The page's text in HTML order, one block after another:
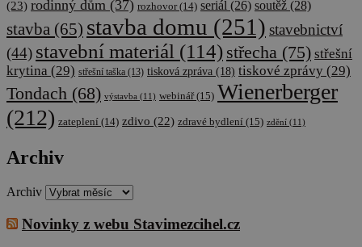
(23) rodinný dům (37) rozhovor(14) seriál (26) soutěž (28)
stavba (65) stavba domu (251) stavebnictví
(44) stavební materiál (114) střecha (75) střešní
krytina (29) střešní taška (13) tisková zpráva (18) tiskové zprávy (29)
Tondach (68) výstavba (11) webinář(15) Wienerberger
(212) zateplení (14) zdivo (22) zdravé bydlení (15) zdění (11)
Archiv
Archiv
Novinky z webu Stavimezcihel.cz